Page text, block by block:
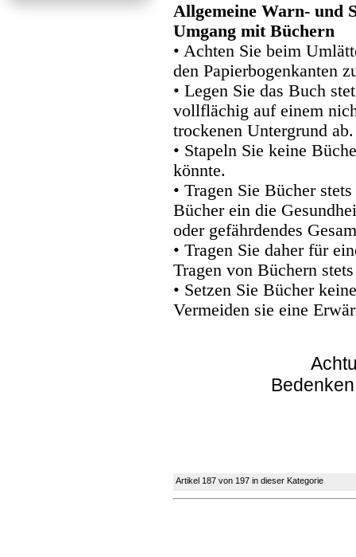
Allgemeine Warn- und
Umgang mit Büchern
• Achten Sie beim
den Papierbogenkanten
• Legen Sie das Buch
vollflächig auf einem
trockenen Untergrund ab.
• Stapeln Sie keine
könnte.
• Tragen Sie Bücher
Bücher ein die
oder gefährdendes
• Tragen Sie daher für
Tragen von Büchern
• Setzen Sie Bücher
Vermeiden sie eine
Artikel 187 von 197 in dieser Kategorie